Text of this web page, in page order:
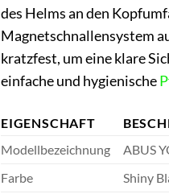
des Helms an den
Magnetschnallensystem
kratzfest, um eine klare
einfache und hygienische
EIGENSCHAFT
Modellbezeichnung
ABUS
Farbe
Shiny